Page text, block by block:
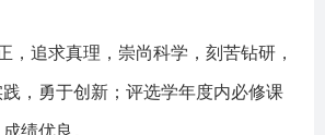
，追求真理，崇尚科学，刻苦钻研，
，勇于创新；评选学年度内必修课
绩优良。